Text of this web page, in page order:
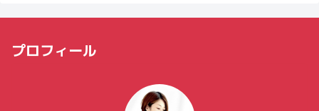
プロフィール